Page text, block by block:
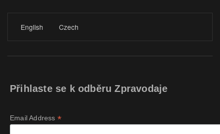
English Czech
Přihlaste se k odběru Zpravodaje
Email Address *